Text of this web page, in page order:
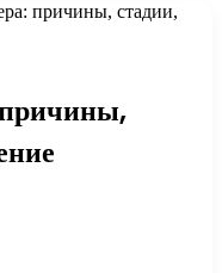
причины, стадии,